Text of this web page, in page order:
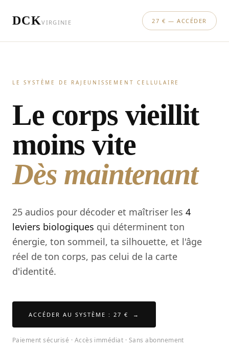
DCKVIRGINIE 27 € — ACCÉDER
LE SYSTÈME DE RAJEUNISSEMENT CELLULAIRE
Le corps vieillit
moins vite
Dès maintenant
25 audios pour décoder et maîtriser les 4
leviers biologiques qui déterminent ton
énergie, ton sommeil, ta silhouette, et l'âge
réel de ton corps, pas celui de la carte
d'identité.
ACCÉDER AU SYSTÈME : 27 € →
Paiement sécurisé · Accès immédiat · Sans abonnement